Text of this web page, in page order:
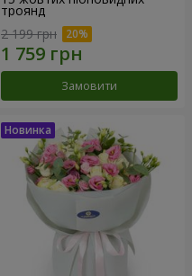
троянд
2 199 грн
Замовити